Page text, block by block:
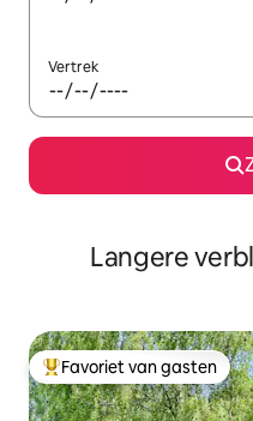
Vertrek
Langere
Topfavoriet van gasten
Favoriet van gasten